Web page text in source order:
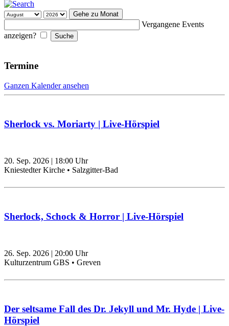
Gehe zu Monat
Vergangene Events
anzeigen?
Termine
Ganzen Kalender ansehen
Sherlock vs. Moriarty | Live-Hörspiel
20. Sep. 2026 | 18:00 Uhr
Kniestedter Kirche • Salzgitter-Bad
Sherlock, Schock & Horror | Live-Hörspiel
26. Sep. 2026 | 20:00 Uhr
Kulturzentrum GBS • Greven
Der seltsame Fall des Dr. Jekyll und Mr. Hyde | Live-
Hörspiel